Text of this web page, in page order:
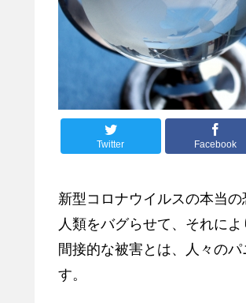
Twitter Facebook
新型コロナウイルスの本当
人類をバグらせて、それに
間接的な被害とは、人々の
す。